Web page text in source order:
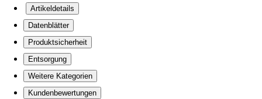
Artikeldetails
Datenblätter
Produktsicherheit
Entsorgung
Weitere Kategorien
Kundenbewertungen